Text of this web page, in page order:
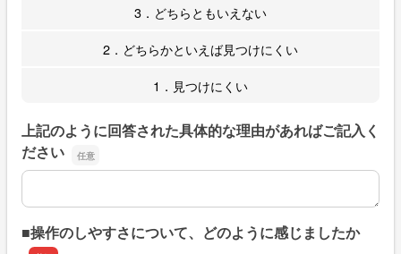
3．どちらともいえない
2．どちらかといえば見つけにくい
1．見つけにくい
上記のように回答された具体的な理由があればご記入く
ださい
上記のように回答された具体的な理由があればご記入くだ
■操作のしやすさについて、どのように感じましたか